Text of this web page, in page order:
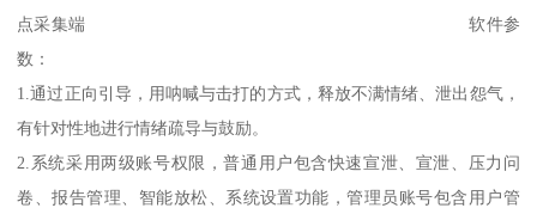
点采集端 软件参
数：
1.通过正向引导，用呐喊与击打的方式，释放不满情绪、泄出怨气，
有针对性地进行情绪疏导与鼓励。
2.系统采用两级账号权限，普通用户包含快速宣泄、宣泄、压力问
卷、报告管理、智能放松、系统设置功能，管理员账号包含用户管